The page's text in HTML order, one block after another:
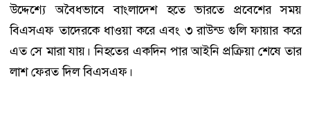
উদ্দেশ্যে অবৈধভাবে বাংলাদেশ হতে ভারতে প্রবেশের সময়
বিএসএফ তাদেরকে ধাওয়া করে এবং ৩ রাউন্ড গুলি ফায়ার করে
এত সে মারা যায়। নিহতের একদিন পার আইনি প্রক্রিয়া শেষে তার
লাশ ফেরত দিল বিএসএফ।